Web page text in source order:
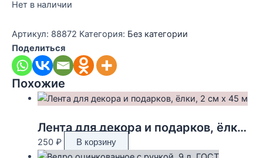
Нет в наличии
Артикул: 88872 Категория: Без категории
Поделиться
Похожие
Лента для декора и подарков, ёлки, 2 см х 45 м
250 ₽ В корзину